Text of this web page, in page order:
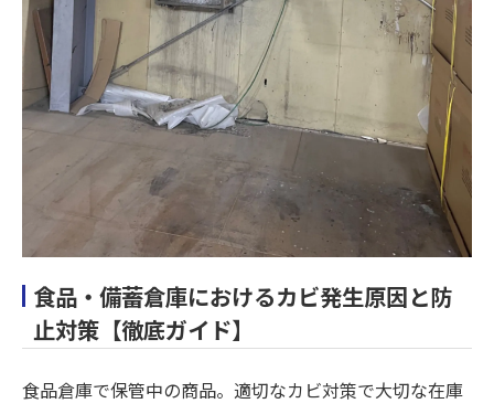
食品・備蓄倉庫におけるカビ発生原因と防
止対策【徹底ガイド】
食品倉庫で保管中の商品。適切なカビ対策で大切な在庫